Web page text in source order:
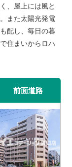
、屋上には風と
また太陽光発電
配し、毎日の暮
住まいからロハ
前面道路